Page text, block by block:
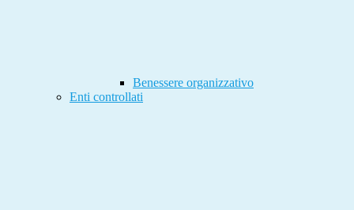
Benessere organizzativo
Enti controllati